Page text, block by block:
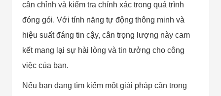
cân chỉnh và kiểm tra chính xác trong quá trình
đóng gói. Với tính năng tự động thông minh và
hiệu suất đáng tin cậy, cân trọng lượng này cam
kết mang lại sự hài lòng và tin tưởng cho công
việc của bạn.
Nếu bạn đang tìm kiếm một giải pháp cân trọng